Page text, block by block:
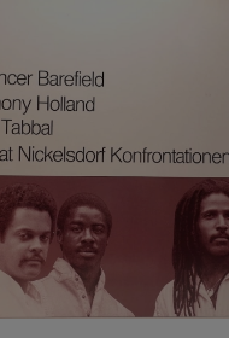
POWIADOM O DOSTĘPNOŚCI